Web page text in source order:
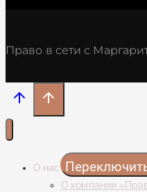
Право в сети с
О нас
О компании